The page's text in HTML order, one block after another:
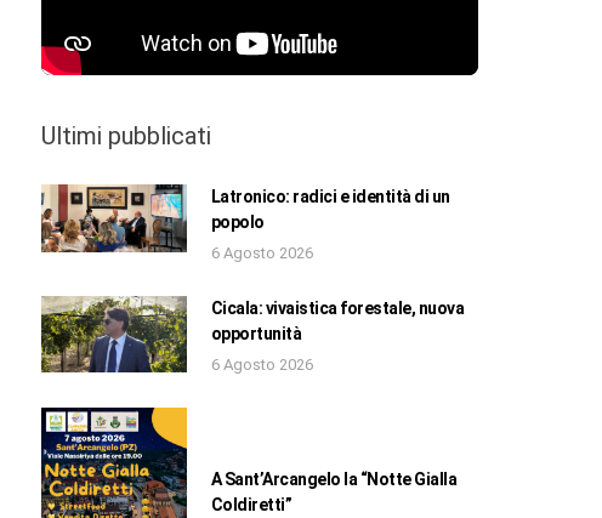
Ultimi pubblicati
Latronico: radici e identità di un
popolo
6 Agosto 2026
Cicala: vivaistica forestale, nuova
opportunità
6 Agosto 2026
A Sant’Arcangelo la “Notte Gialla
Coldiretti”